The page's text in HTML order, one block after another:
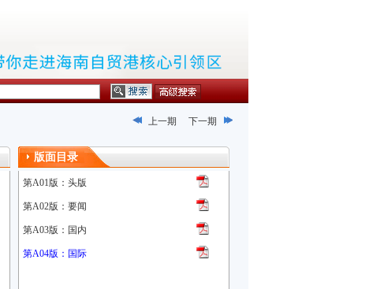
上一期 下一期
版面目录
第A01版：头版
第A02版：要闻
第A03版：国内
第A04版：国际